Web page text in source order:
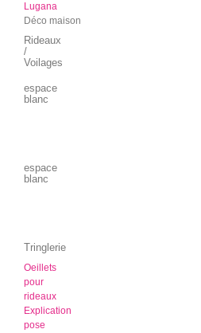
Lugana
Déco maison
Rideaux
/
Voilages
espace
blanc
espace
blanc
Tringlerie
Oeillets
pour
rideaux
Explication
pose